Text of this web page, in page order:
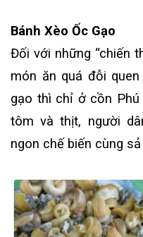
Bánh Xèo Ốc Gạo
Đối với những “chiến
món ăn quá đỗi
gạo thì chỉ ở cồn
tôm và thịt, người
ngon chế biến cùng